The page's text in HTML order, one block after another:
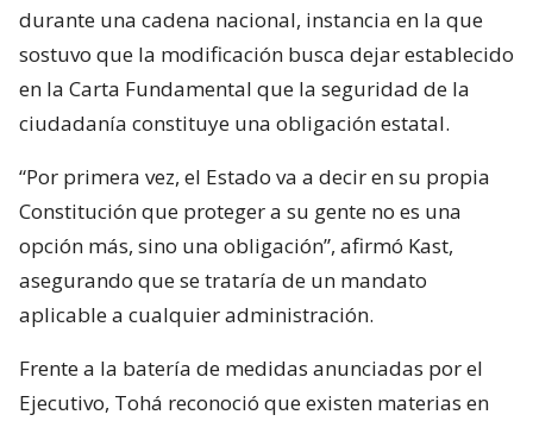
durante una cadena nacional, instancia en la que
sostuvo que la modificación busca dejar establecido
en la Carta Fundamental que la seguridad de la
ciudadanía constituye una obligación estatal.
“Por primera vez, el Estado va a decir en su propia
Constitución que proteger a su gente no es una
opción más, sino una obligación”, afirmó Kast,
asegurando que se trataría de un mandato
aplicable a cualquier administración.
Frente a la batería de medidas anunciadas por el
Ejecutivo, Tohá reconoció que existen materias en